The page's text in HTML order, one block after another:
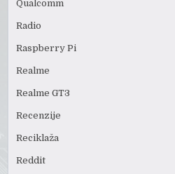
Qualcomm
Radio
Raspberry Pi
Realme
Realme GT3
Recenzije
Reciklaža
Reddit